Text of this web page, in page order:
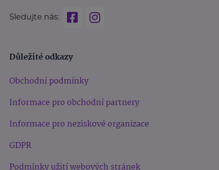
Sledujte nás:
Důležité odkazy
Obchodní podmínky
Informace pro obchodní partnery
Informace pro neziskové organizace
GDPR
Podmínky užití webových stránek